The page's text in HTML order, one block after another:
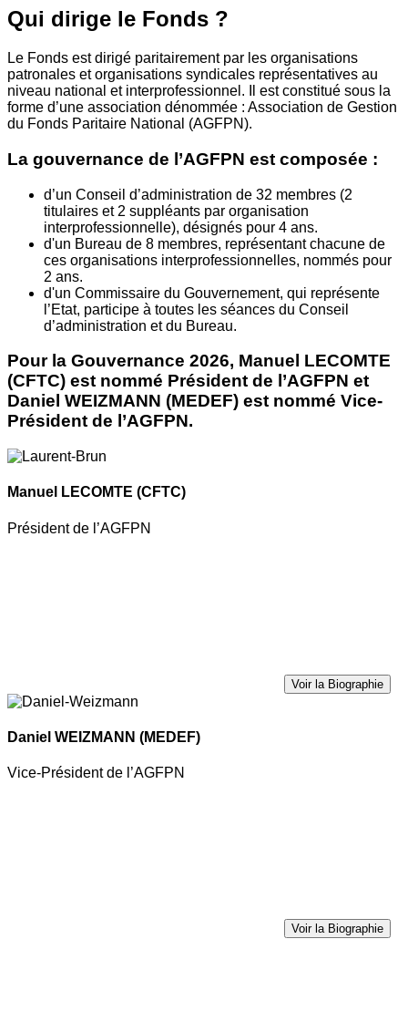
Qui dirige le Fonds ?
Le Fonds est dirigé paritairement par les organisations
patronales et organisations syndicales représentatives au
niveau national et interprofessionnel. Il est constitué sous la
forme d’une association dénommée : Association de Gestion
du Fonds Paritaire National (AGFPN).
La gouvernance de l’AGFPN est composée :
d’un Conseil d’administration de 32 membres (2
titulaires et 2 suppléants par organisation
interprofessionnelle), désignés pour 4 ans.
d'un Bureau de 8 membres, représentant chacune de
ces organisations interprofessionnelles, nommés pour
2 ans.
d'un Commissaire du Gouvernement, qui représente
l’Etat, participe à toutes les séances du Conseil
d’administration et du Bureau.
Pour la Gouvernance 2026, Manuel LECOMTE
(CFTC) est nommé Président de l’AGFPN et
Daniel WEIZMANN (MEDEF) est nommé Vice-
Président de l’AGFPN.
Manuel LECOMTE (CFTC)
Président de l’AGFPN
Voir la Biographie
Daniel WEIZMANN (MEDEF)
Vice-Président de l’AGFPN
Voir la Biographie